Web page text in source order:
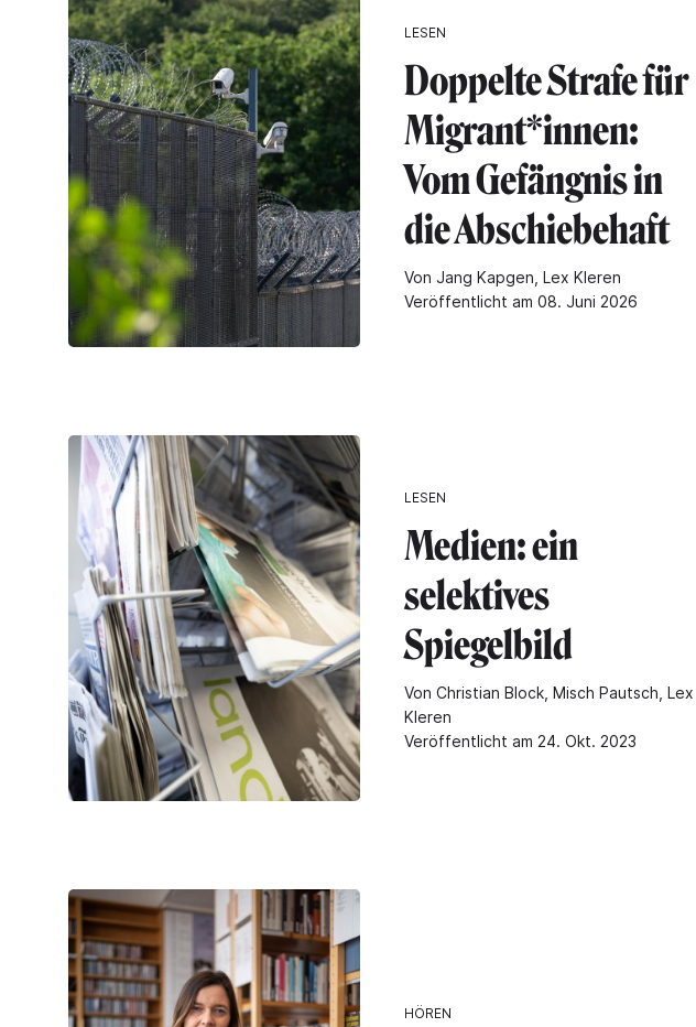
LESEN
Doppelte Strafe für
Migrant*innen:
Vom Gefängnis in
die Abschiebehaft
Von Jang Kapgen, Lex Kleren
Veröffentlicht am 08. Juni 2026
LESEN
Medien: ein
selektives
Spiegelbild
Von Christian Block, Misch Pautsch, Lex
Kleren
Veröffentlicht am 24. Okt. 2023
HÖREN